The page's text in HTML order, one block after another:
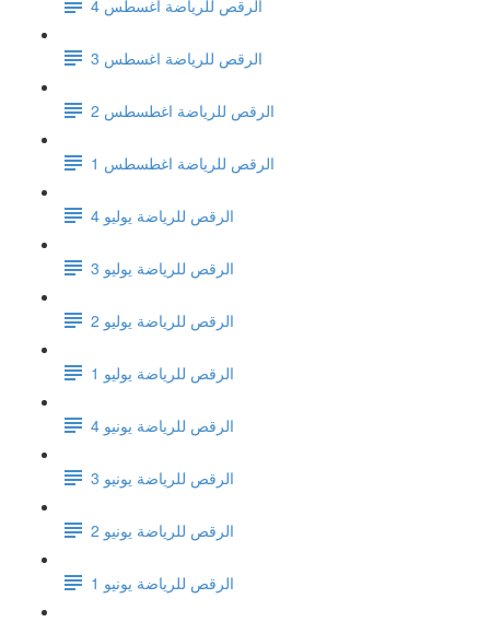
الرقص للرياضة أغسطس 4
الرقص للرياضة اغسطس 3
الرقص للرياضة اغطسطس 2
الرقص للرياضة اغطسطس 1
الرقص للرياضة يوليو 4
الرقص للرياضة يوليو 3
الرقص للرياضة يوليو 2
الرقص للرياضة يوليو 1
الرقص للرياضة يونيو 4
الرقص للرياضة يونيو 3
الرقص للرياضة يونيو 2
الرقص للرياضة يونيو 1